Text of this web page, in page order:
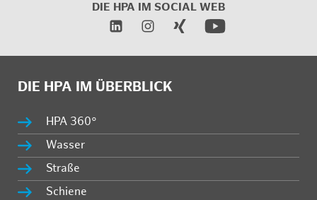
DIE HPA IM SOCIAL WEB
DIE HPA IM ÜBERBLICK
HPA 360°
Wasser
Straße
Schiene